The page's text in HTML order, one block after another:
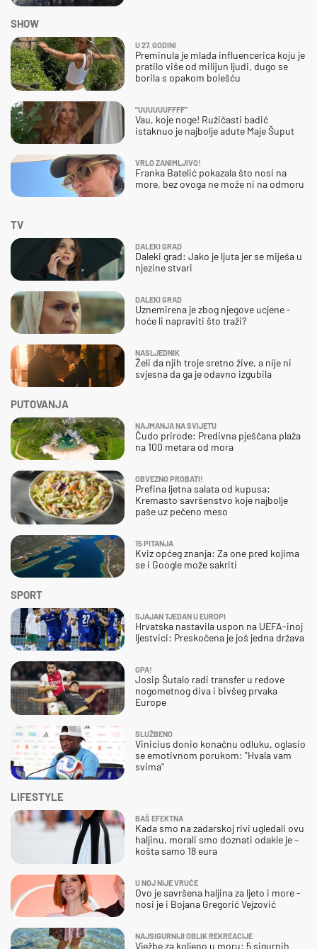
SHOW
U 27. GODINI
Preminula je mlada influencerica koju je
pratilo više od milijun ljudi, dugo se
borila s opakom bolešću
"UUUUUUFFFF"
Vau, koje noge! Ružičasti badić
istaknuo je najbolje adute Maje Šuput
VRLO ZANIMLJIVO!
Franka Batelić pokazala što nosi na
more, bez ovoga ne može ni na odmoru
SPORT
SJAJAN TJEDAN U EUROPI
Hrvatska nastavila uspon na UEFA-inoj
ljestvici: Preskočena je još jedna država
OPA!
Josip Šutalo radi transfer u redove
nogometnog diva i bivšeg prvaka
Europe
SLUŽBENO
Vinicius donio konačnu odluku, oglasio
se emotivnom porukom: "Hvala vam
svima"
TV
DALEKI GRAD
Daleki grad: Jako je ljuta jer se miješa u
njezine stvari
DALEKI GRAD
Uznemirena je zbog njegove ucjene -
hoće li napraviti što traži?
NASLJEDNIK
Želi da njih troje sretno žive, a nije ni
svjesna da ga je odavno izgubila
PUTOVANJA
NAJMANJA NA SVIJETU
Čudo prirode: Predivna pješčana plaža
na 100 metara od mora
OBVEZNO PROBATI!
Prefina ljetna salata od kupusa:
Kremasto savršenstvo koje najbolje
paše uz pečeno meso
15 PITANJA
Kviz općeg znanja: Za one pred kojima
se i Google može sakriti
LIFESTYLE
BAŠ EFEKTNA
Kada smo na zadarskoj rivi ugledali ovu
haljinu, morali smo doznati odakle je –
košta samo 18 eura
U NOJ NIJE VRUĆE
Ovo je savršena haljina za ljeto i more -
nosi je i Bojana Gregorić Vejzović
NAJSIGURNIJI OBLIK REKREACIJE
Vježbe za koljeno u moru: 5 sigurnih